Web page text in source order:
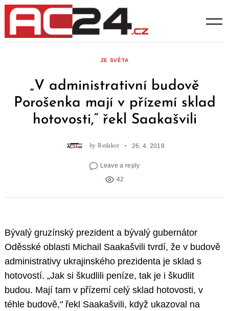
Skip
content
ZE SVĚTA
„V administrativní budově
Porošenka mají v přízemí sklad
hotovosti,“ řekl Saakašvili
by Redakce 26. 4. 2018
Leave a reply
42
Bývalý gruzínský prezident a bývalý gubernátor
Oděsské oblasti Michail Saakašvili tvrdí, že v budově
administrativy ukrajinského prezidenta je sklad s
hotovostí. „Jak si škudlili peníze, tak je i škudlit
budou. Mají tam v přízemí celý sklad hotovosti, v
téhle budově," řekl Saakašvili, když ukazoval na